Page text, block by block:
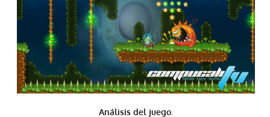
Análisis del juego.